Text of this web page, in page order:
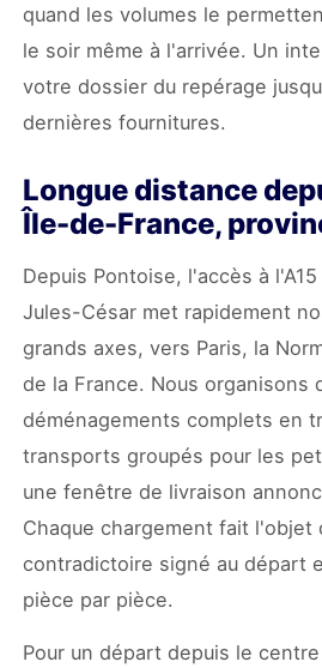
quand les volumes le
le soir même à l'arrivée. Un
votre dossier du repérage
dernières fournitures.
Longue distance
Île-de-France,
Depuis Pontoise, l'accès à
Jules-César met rapidement
grands axes, vers Paris, la
de la France. Nous organisons
déménagements complets en
transports groupés pour les
une fenêtre de livraison
Chaque chargement fait l'objet
contradictoire signé au départ
pièce par pièce.
Pour un départ depuis le